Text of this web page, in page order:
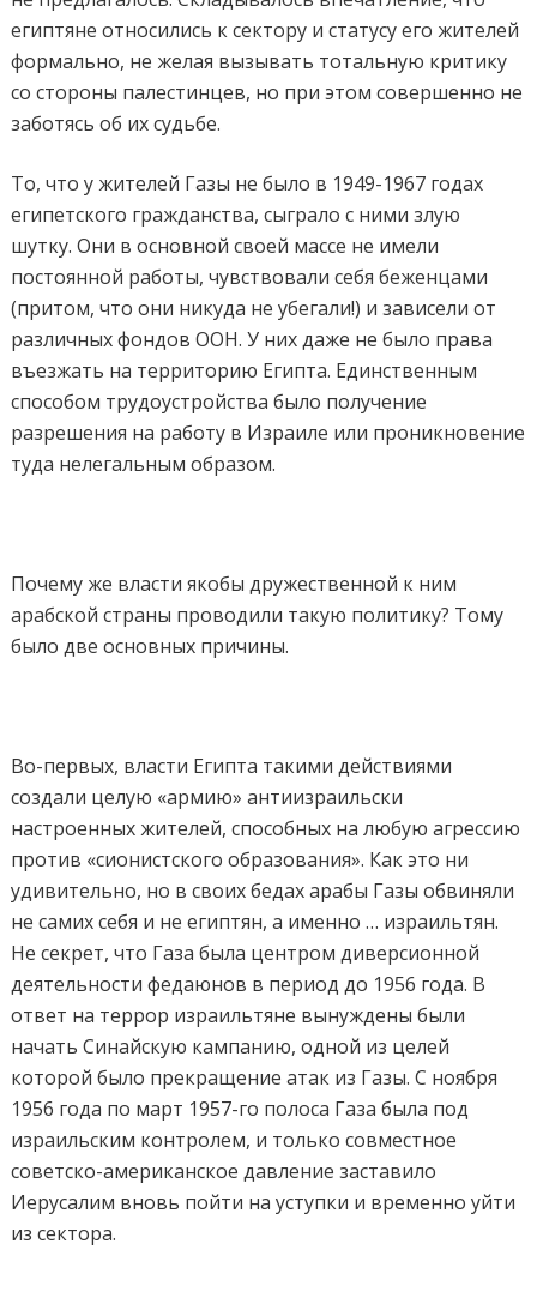
египтяне относились к сектору и статусу его жителей
формально, не желая вызывать тотальную критику
со стороны палестинцев, но при этом совершенно не
заботясь об их судьбе.
То, что у жителей Газы не было в 1949-1967 годах
египетского гражданства, сыграло с ними злую
шутку. Они в основной своей массе не имели
постоянной работы, чувствовали себя беженцами
(притом, что они никуда не убегали!) и зависели от
различных фондов ООН. У них даже не было права
въезжать на территорию Египта. Единственным
способом трудоустройства было получение
разрешения на работу в Израиле или проникновение
туда нелегальным образом.
Почему же власти якобы дружественной к ним
арабской страны проводили такую политику? Тому
было две основных причины.
Во-первых, власти Египта такими действиями
создали целую «армию» антиизраильски
настроенных жителей, способных на любую агрессию
против «сионистского образования». Как это ни
удивительно, но в своих бедах арабы Газы обвиняли
не самих себя и не египтян, а именно … израильтян.
Не секрет, что Газа была центром диверсионной
деятельности федаюнов в период до 1956 года. В
ответ на террор израильтяне вынуждены были
начать Синайскую кампанию, одной из целей
которой было прекращение атак из Газы. С ноября
1956 года по март 1957-го полоса Газа была под
израильским контролем, и только совместное
советско-американское давление заставило
Иерусалим вновь пойти на уступки и временно уйти
из сектора.